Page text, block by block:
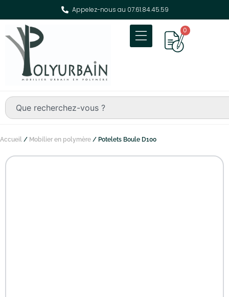
Appelez-nous au 07.61.84.45.59
0
Accueil / Mobilier en polymère / Potelets Boule D100